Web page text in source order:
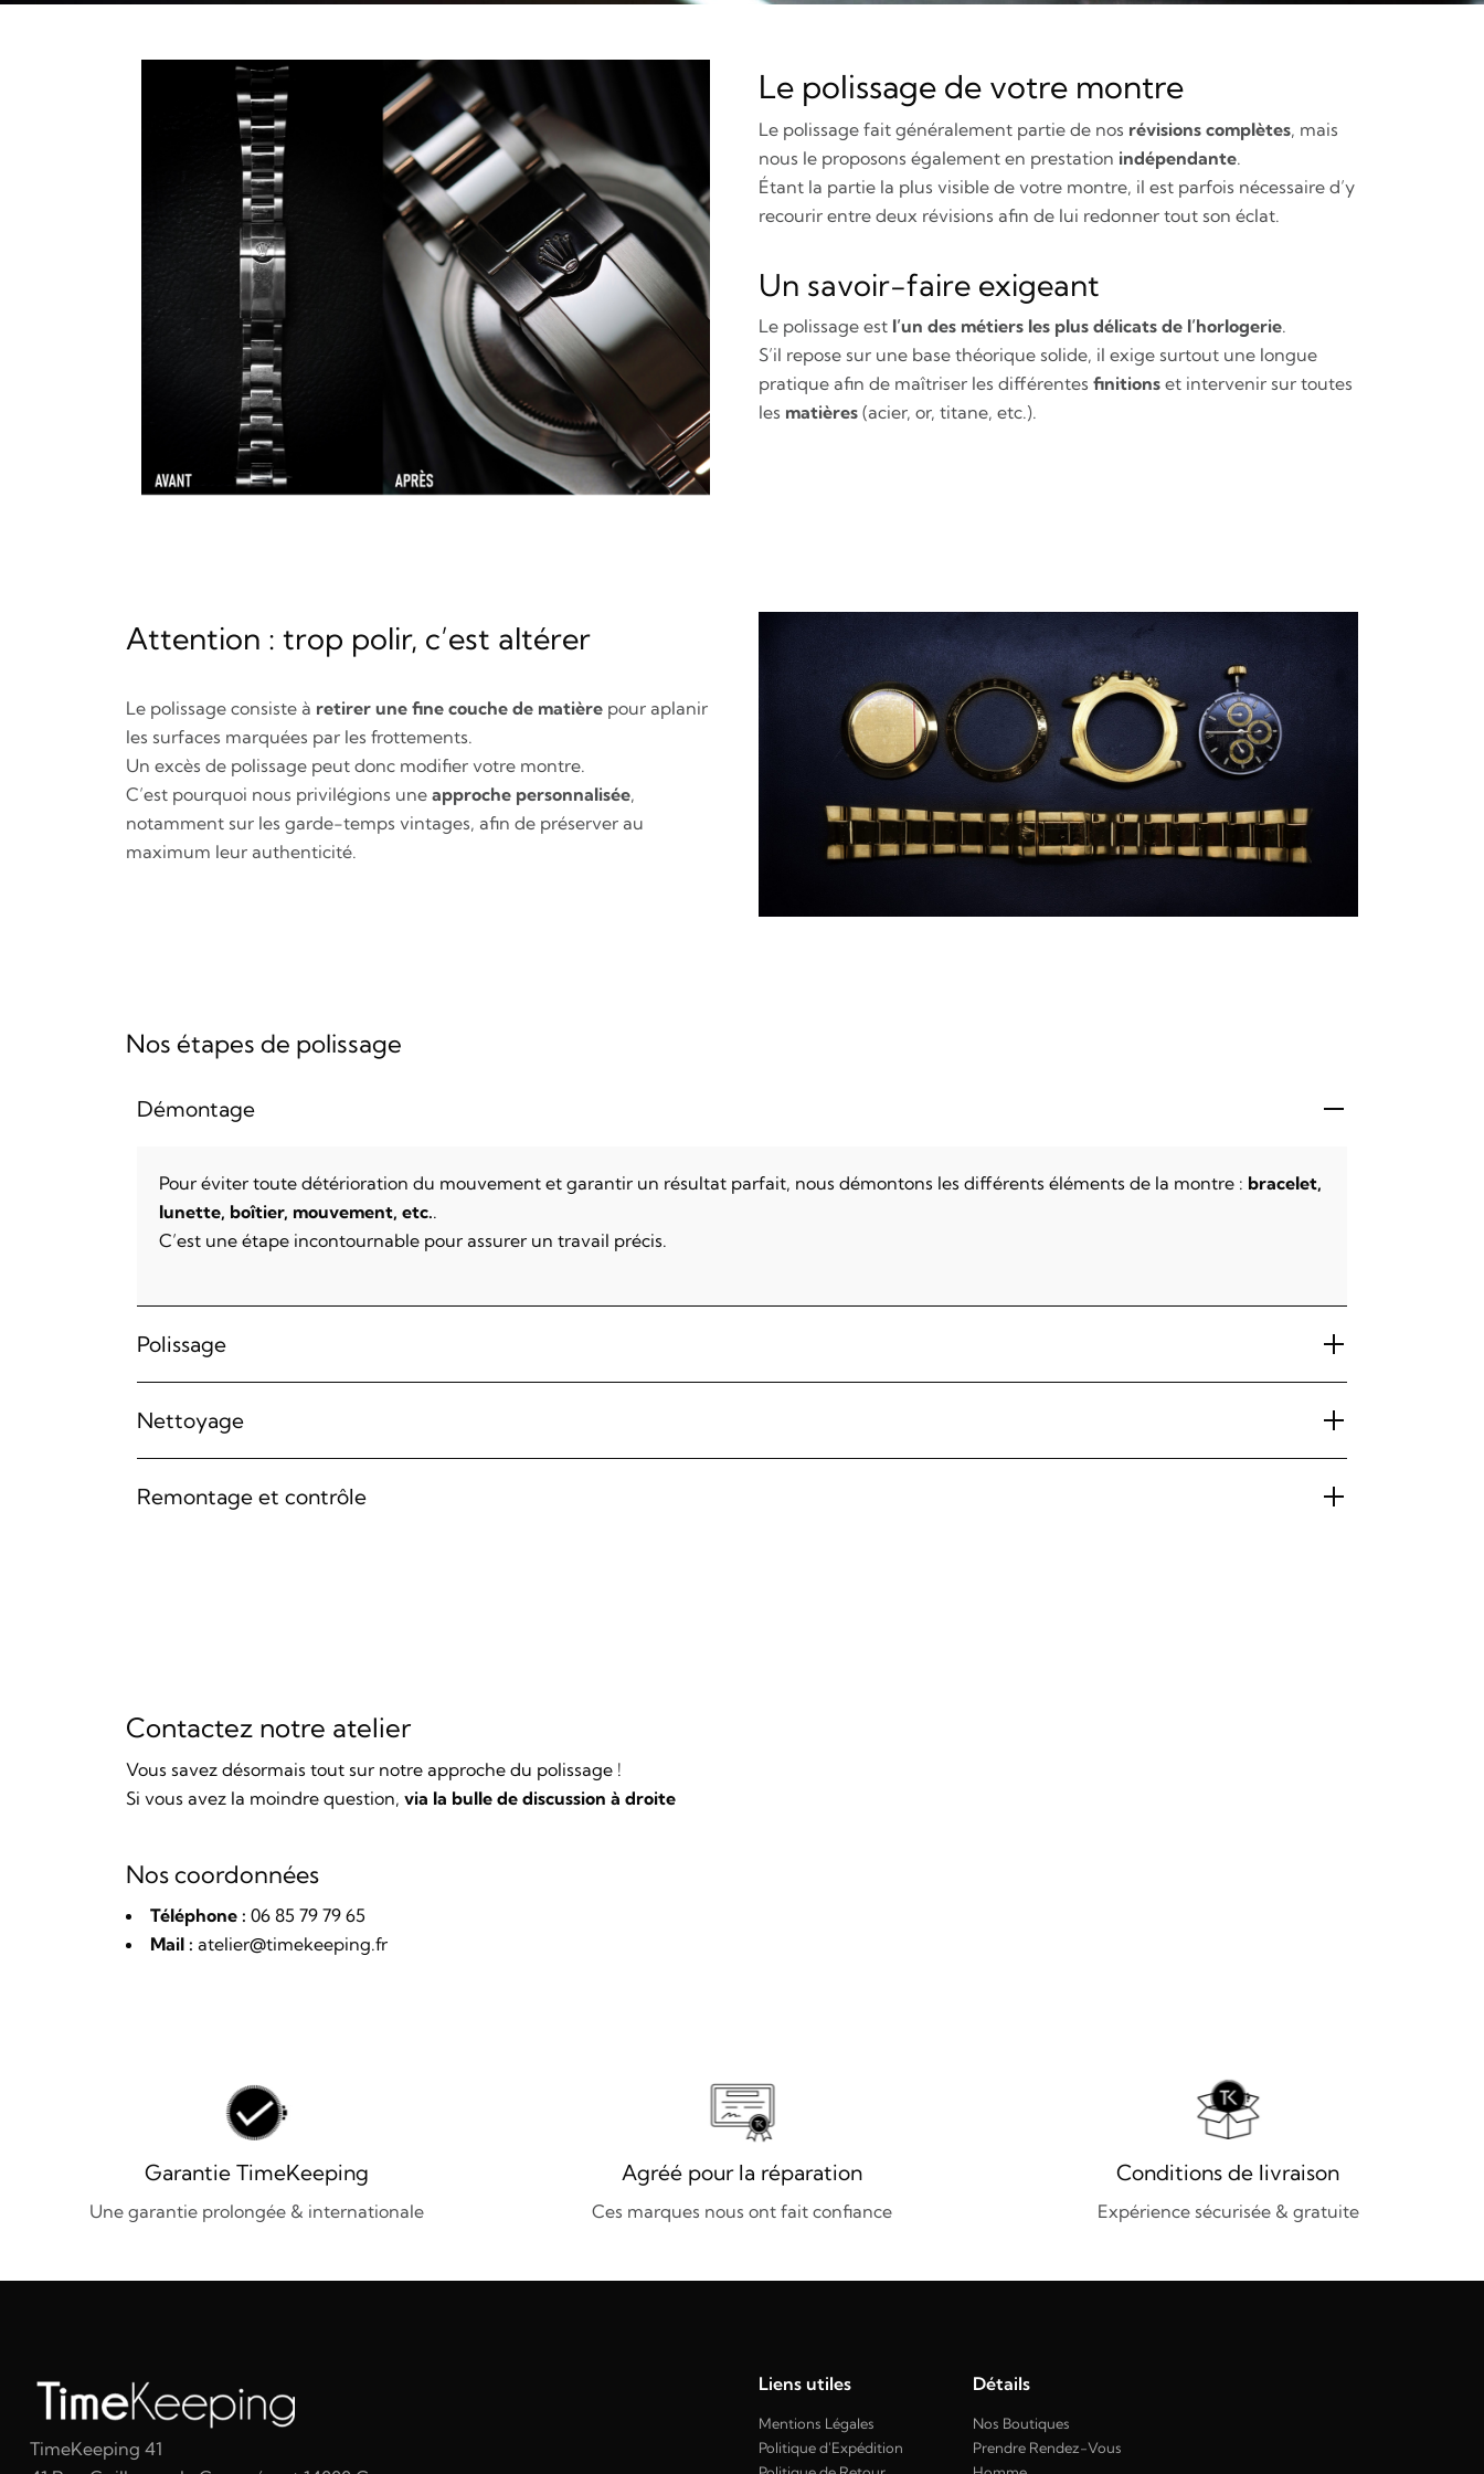
Le polissage de votre montre
Le polissage fait généralement partie de nos révisions complètes, mais
nous le proposons également en prestation indépendante.
Étant la partie la plus visible de votre montre, il est parfois nécessaire d’y
recourir entre deux révisions afin de lui redonner tout son éclat.
Un savoir-faire exigeant
Le polissage est l’un des métiers les plus délicats de l’horlogerie.
S’il repose sur une base théorique solide, il exige surtout une longue
pratique afin de maîtriser les différentes finitions et intervenir sur toutes
les matières (acier, or, titane, etc.).
Attention : trop polir, c’est altérer
Le polissage consiste à retirer une fine couche de matière pour aplanir
les surfaces marquées par les frottements.
Un excès de polissage peut donc modifier votre montre.
C’est pourquoi nous privilégions une approche personnalisée,
notamment sur les garde-temps vintages, afin de préserver au
maximum leur authenticité.
Nos étapes de polissage
Démontage
Pour éviter toute détérioration du mouvement et garantir un résultat parfait, nous démontons les différents éléments de la montre : bracelet,
lunette, boîtier, mouvement, etc..
C’est une étape incontournable pour assurer un travail précis.
Polissage
Nettoyage
Remontage et contrôle
Contactez notre atelier
Vous savez désormais tout sur notre approche du polissage !
Si vous avez la moindre question, via la bulle de discussion à droite
Nos coordonnées
Téléphone : 06 85 79 79 65
Mail : atelier@timekeeping.fr
Garantie TimeKeeping
Une garantie prolongée & internationale
Agréé pour la réparation
Ces marques nous ont fait confiance
Conditions de livraison
Expérience sécurisée & gratuite
TimeKeeping 41
Liens utiles
Mentions Légales
Politique d'Expédition
Détails
Nos Boutiques
Prendre Rendez-Vous